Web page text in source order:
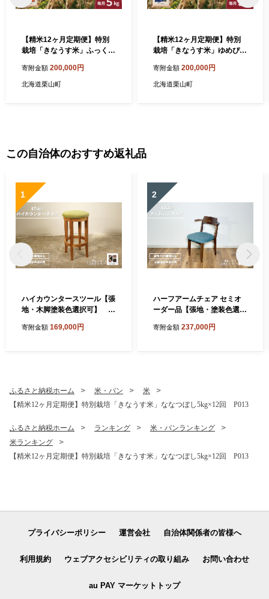
【精米12ヶ月定期便】特別
栽培「きなうす米」ふっくり
寄附金額 200,000円
北海道栗山町
【精米12ヶ月定期便】特別
栽培「きなうす米」ゆめぴり
寄附金額 200,000円
北海道栗山町
この自治体のおすすめ返礼品
1
ハイカウンタースツール【張
地・木脚塗装色選択可】 T
寄附金額 169,000円
2
ハーフアームチェア セミオ
ーダー品【張地・塗装色選択
寄附金額 237,000円
ふるさと納税ホーム 米・パン
米
【精米12ヶ月定期便】特別栽培「きなうす米」ななつぼし5kg×12回 P013
ふるさと納税ホーム ランキング
米・パンランキング
米ランキング
【精米12ヶ月定期便】特別栽培「きなうす米」ななつぼし5kg×12回 P013
プライバシーポリシー 運営会社 自治体関係者の皆様へ
利用規約 ウェブアクセシビリティの取り組み お問い合わせ
au PAY マーケットトップ